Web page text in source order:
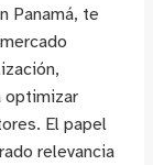
Panamá, te
optimizar
El papel
relevancia